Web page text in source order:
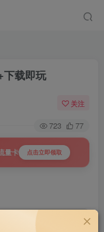
下载即玩
关注
723 77
量卡 点击立即领取
密工具+WinRar解压